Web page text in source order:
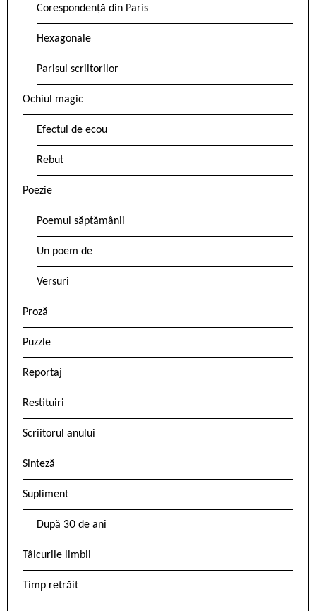
Corespondență din Paris
Hexagonale
Parisul scriitorilor
Ochiul magic
Efectul de ecou
Rebut
Poezie
Poemul săptămânii
Un poem de
Versuri
Proză
Puzzle
Reportaj
Restituiri
Scriitorul anului
Sinteză
Supliment
După 30 de ani
Tâlcurile limbii
Timp retrăit